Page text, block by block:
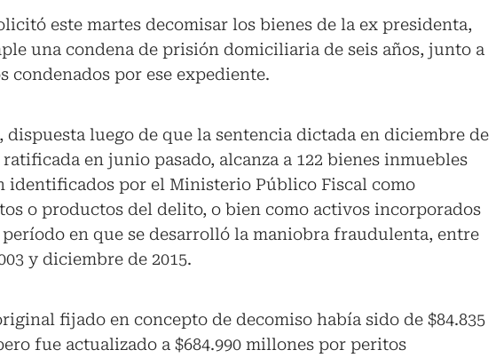
este martes decomisar los bienes de la ex presidenta,
una condena de prisión domiciliaria de seis años, junto a
condenados por ese expediente.
dispuesta luego de que la sentencia dictada en diciembre de
ratificada en junio pasado, alcanza a 122 bienes inmuebles
identificados por el Ministerio Público Fiscal como
o productos del delito, o bien como activos incorporados
en que se desarrolló la maniobra fraudulenta, entre
y diciembre de 2015.
fijado en concepto de decomiso había sido de $84.835
fue actualizado a $684.990 millones por peritos